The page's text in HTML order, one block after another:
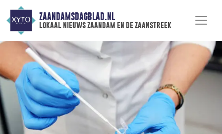
ZAANDAMSDAGBLAD.NL
lokaal nieuws zaandam en de zaanstreek